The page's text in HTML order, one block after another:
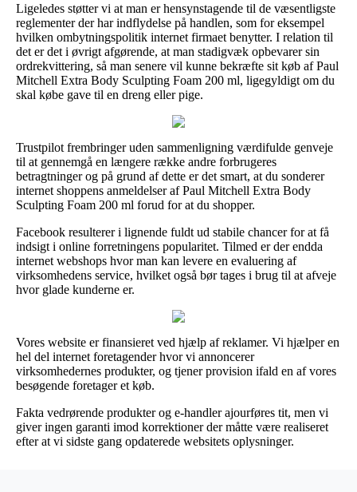
Ligeledes støtter vi at man er hensynstagende til de væsentligste
reglementer der har indflydelse på handlen, som for eksempel
hvilken ombytningspolitik internet firmaet benytter. I relation til
det er det i øvrigt afgørende, at man stadigvæk opbevarer sin
ordrekvittering, så man senere vil kunne bekræfte sit køb af Paul
Mitchell Extra Body Sculpting Foam 200 ml, ligegyldigt om du
skal købe gave til en dreng eller pige.
Trustpilot frembringer uden sammenligning værdifulde genveje
til at gennemgå en længere række andre forbrugeres
betragtninger og på grund af dette er det smart, at du sonderer
internet shoppens anmeldelser af Paul Mitchell Extra Body
Sculpting Foam 200 ml forud for at du shopper.
Facebook resulterer i lignende fuldt ud stabile chancer for at få
indsigt i online forretningens popularitet. Tilmed er der endda
internet webshops hvor man kan levere en evaluering af
virksomhedens service, hvilket også bør tages i brug til at afveje
hvor glade kunderne er.
Vores website er finansieret ved hjælp af reklamer. Vi hjælper en
hel del internet foretagender hvor vi annoncerer
virksomhedernes produkter, og tjener provision ifald en af vores
besøgende foretager et køb.
Fakta vedrørende produkter og e-handler ajourføres tit, men vi
giver ingen garanti imod korrektioner der måtte være realiseret
efter at vi sidste gang opdaterede websitets oplysninger.